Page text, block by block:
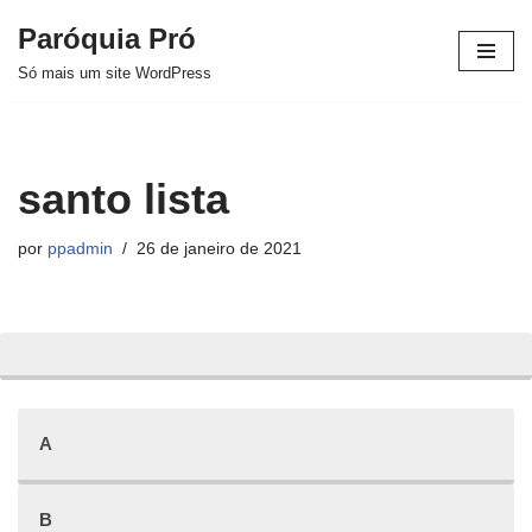
Pular
Paróquia Pró
Só mais um site WordPress
santo lista
por ppadmin 26 de janeiro de 2021
A
B